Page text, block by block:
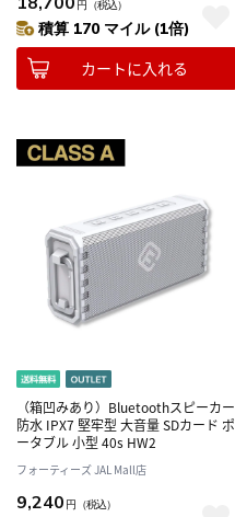
円 （税込）
積算 170 マイル (1倍)
カートに入れる
（箱凹みあり）Bluetoothスピーカー
防水 IPX7 堅牢型 大音量 SDカード ポ
ータブル 小型 40s HW2
フォーティーズ JAL Mall店
9,240 円 （税込）